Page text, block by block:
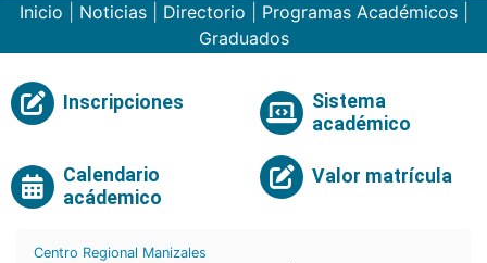
Inicio Noticias| Directorio Programas Académicos|
Graduados
Inscripciones
Sistema
académico
Calendario
acádemico
Valor matrícula
Centro Regional Manizales